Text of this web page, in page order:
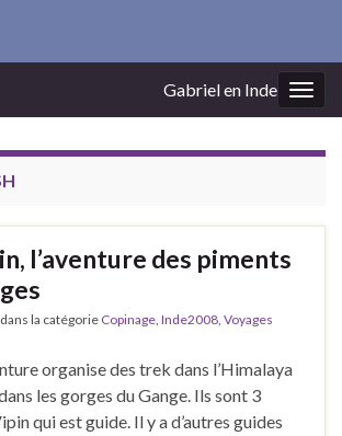
Gabriel en Inde
l’aventure des piments
dans la catégorie Copinage, Inde2008, Voyages
organise des trek dans l’Himalaya
les gorges du Gange. Ils sont 3
qui est guide. Il y a d’autres guides